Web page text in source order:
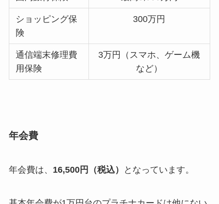
ショッピング保
険
300万円
通信端末修理費
用保険
3万円（スマホ、ゲーム機
など）
年会費
年会費は、 16,500円（税込） となっています。